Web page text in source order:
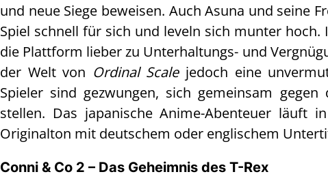
und neue Siege beweisen. Auch Asuna und seine
Spiel schnell für sich und leveln sich munter
die Plattform lieber zu Unterhaltungs- und
der Welt von Ordinal Scalejedoch eine
Spieler sind gezwungen, sich gemeinsam
stellen. Das japanische Anime-Abenteuer läuft
Originalton mit deutschem oder englischem
Conni & Co 2 – Das Geheimnis des T-Rex